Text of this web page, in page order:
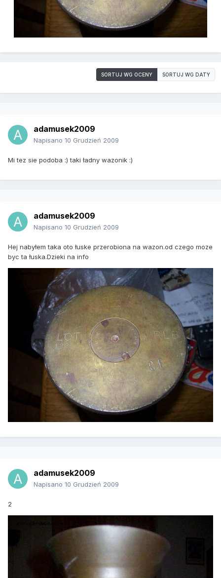
SORTUJ WG OCENY SORTUJ WG DATY
adamusek2009
Napisano 10 Grudzień 2009
Mi tez sie podoba :) taki ładny wazonik :)
adamusek2009
Napisano 10 Grudzień 2009
Hej nabyłem taka oto łuske przerobiona na wazon.od czego moze
byc ta łuska.Dzieki na info
adamusek2009
Napisano 10 Grudzień 2009
2